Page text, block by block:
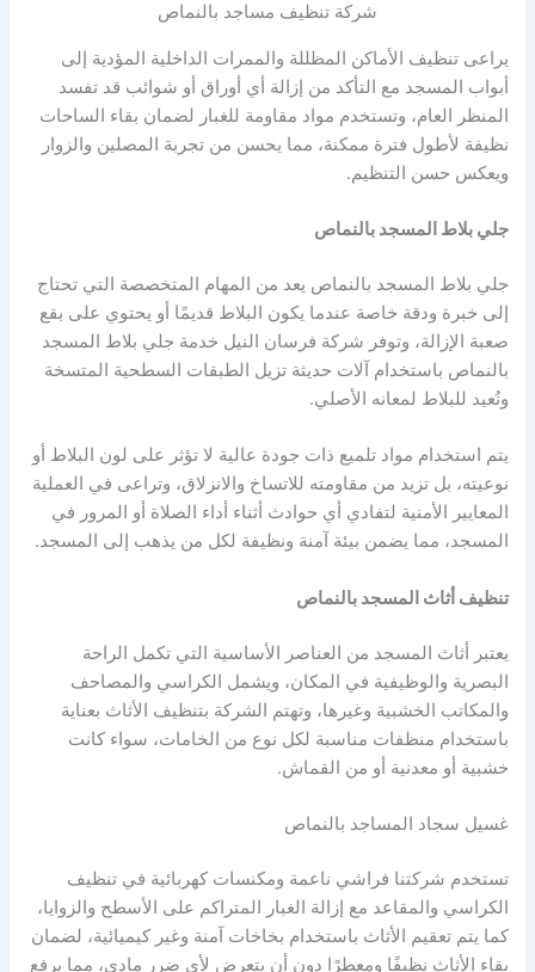
شركة تنظيف مساجد بالنماص
يراعى تنظيف الأماكن المظللة والممرات الداخلية المؤدية إلى
أبواب المسجد مع التأكد من إزالة أي أوراق أو شوائب قد تفسد
المنظر العام، وتستخدم مواد مقاومة للغبار لضمان بقاء الساحات
نظيفة لأطول فترة ممكنة، مما يحسن من تجربة المصلين والزوار
ويعكس حسن التنظيم.
جلي بلاط المسجد بالنماص
جلي بلاط المسجد بالنماص يعد من المهام المتخصصة التي تحتاج
إلى خبرة ودقة خاصة عندما يكون البلاط قديمًا أو يحتوي على بقع
صعبة الإزالة، وتوفر شركة فرسان النيل خدمة جلي بلاط المسجد
بالنماص باستخدام آلات حديثة تزيل الطبقات السطحية المتسخة
وتُعيد للبلاط لمعانه الأصلي.
يتم استخدام مواد تلميع ذات جودة عالية لا تؤثر على لون البلاط أو
نوعيته، بل تزيد من مقاومته للاتساخ والانزلاق، وتراعى في العملية
المعايير الأمنية لتفادي أي حوادث أثناء أداء الصلاة أو المرور في
المسجد، مما يضمن بيئة آمنة ونظيفة لكل من يذهب إلى المسجد.
تنظيف أثاث المسجد بالنماص
يعتبر أثاث المسجد من العناصر الأساسية التي تكمل الراحة
البصرية والوظيفية في المكان، ويشمل الكراسي والمصاحف
والمكاتب الخشبية وغيرها، وتهتم الشركة بتنظيف الأثاث بعناية
باستخدام منظفات مناسبة لكل نوع من الخامات، سواء كانت
خشبية أو معدنية أو من القماش.
غسيل سجاد المساجد بالنماص
تستخدم شركتنا فراشي ناعمة ومكنسات كهربائية في تنظيف
الكراسي والمقاعد مع إزالة الغبار المتراكم على الأسطح والزوايا،
كما يتم تعقيم الأثاث باستخدام بخاخات آمنة وغير كيميائية، لضمان
بقاء الأثاث نظيفًا ومعطرًا دون أن يتعرض لأي ضرر مادي، مما يرفع